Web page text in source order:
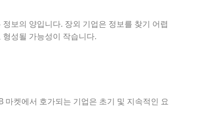
보의 양입니다. 장외 기업은 정보를 찾기 어렵
성될 가능성이 작습니다.
마켓에서 호가되는 기업은 초기 및 지속적인 요